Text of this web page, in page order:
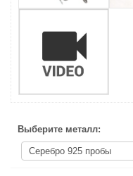
Выберите металл: